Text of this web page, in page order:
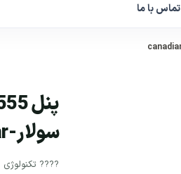
تماس با ما
سولار-canadian solar
???? تکنولوژی